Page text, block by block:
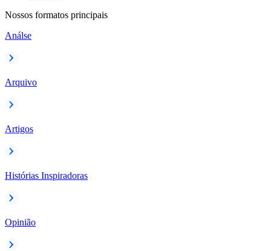
Nossos formatos principais
Análse
Arquivo
Artigos
Histórias Inspiradoras
Opinião